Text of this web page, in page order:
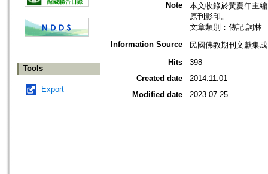
Tools
Export
Note
本文收錄於黃夏年主
原刊影印。
文章類別：傳記,詞林
Information Source
民國佛教期刊文獻集
Hits
398
Created date
2014.11.01
Modified date
2023.07.25